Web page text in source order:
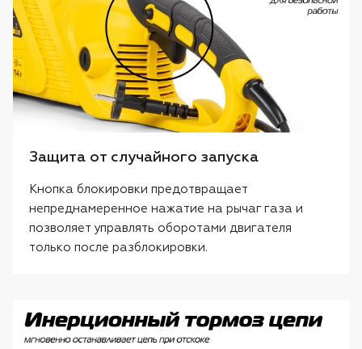
Защита от случайного запуска
Кнопка блокировки предотвращает
непреднамеренное нажатие на рычаг газа и
позволяет управлять оборотами двигателя
только после разблокировки.